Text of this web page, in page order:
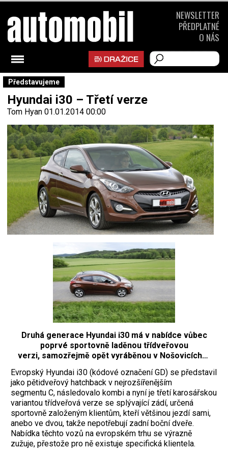
Představujeme
Hyundai i30 – Třetí verze
Tom Hyan 01.01.2014 00:00
Druhá generace Hyundai i30 má v nabídce vůbec
poprvé sportovně laděnou třídveřovou
verzi, samozřejmě opět vyráběnou v Nošovicích…
Evropský Hyundai i30 (kódové označení GD) se představil
jako pětidveřový hatchback v nejrozšířenějším
segmentu C, následovalo kombi a nyní je třetí karosářskou
variantou třídveřová verze se splývající zádí, určená
sportovně založeným klientům, kteří většinou jezdí sami,
anebo ve dvou, takže nepotřebují zadní boční dveře.
Nabídka těchto vozů na evropském trhu se výrazně
zužuje, přestože pro ně existuje specifická klientela.
NEWSLETTER
PŘEDPLATNÉ
O NÁS